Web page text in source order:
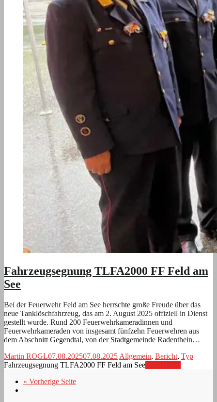
Fahrzeugsegnung TLFA2000 FF Feld am
See
Bei der Feuerwehr Feld am See herrschte große Freude über das
neue Tanklöschfahrzeug, das am 2. August 2025 offiziell in Dienst
gestellt wurde. Rund 200 Feuerwehrkameradinnen und
Feuerwehrkameraden von insgesamt fünfzehn Feuerwehren aus
dem Abschnitt Gegendtal, von der Stadtgemeinde Radenthein…
Martin ROGL07.08.202507.08.2025 Allgemein, Bericht, Typ
Fahrzeugsegnung TLFA2000 FF Feld am See
« Vorherige Seite